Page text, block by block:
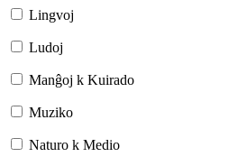
Lingvoj
Ludoj
Manĝoj k Kuirado
Muziko
Naturo k Medio